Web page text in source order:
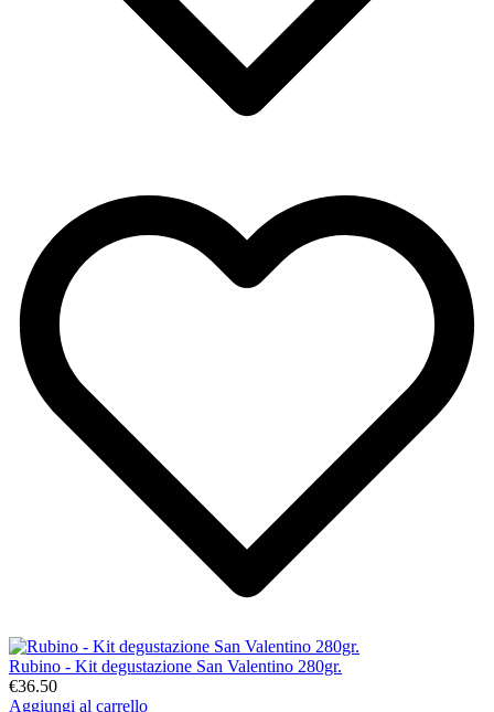
Rubino - Kit degustazione San Valentino 280gr.
€36.50
Aggiungi al carrello